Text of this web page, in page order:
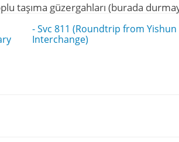
taşıma güzergahları (burada
- Svc 811 (Roundtrip from Yishun
Interchange)